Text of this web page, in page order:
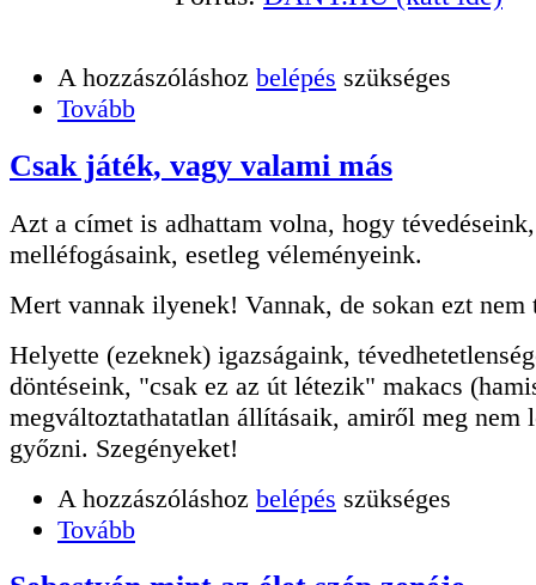
A hozzászóláshoz belépés szükséges
Tovább
Csak játék, vagy valami más
Azt a címet is adhattam volna, hogy tévedéseink,
melléfogásaink, esetleg véleményeink.
Mert vannak ilyenek! Vannak, de sokan ezt nem
Helyette (ezeknek) igazságaink,
döntéseink, "csak ez az út létezik" makacs
megváltoztathatatlan állításaik, amiről meg nem
győzni. Szegényeket!
A hozzászóláshoz belépés szükséges
Tovább